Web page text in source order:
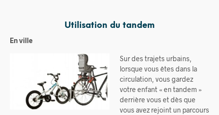
Utilisation du tandem
En ville
Sur des trajets urbains,
lorsque vous êtes dans la
circulation, vous gardez
votre enfant « en tandem »
derrière vous et dès que
vous avez rejoint un parcours